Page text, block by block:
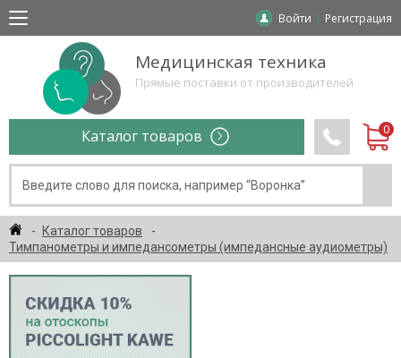
Войти Регистрация
Медицинская техника
Прямые поставки от производителей
Каталог товаров
Каталог товаров
Тимпанометры и импедансометры (импедансные аудиометры)